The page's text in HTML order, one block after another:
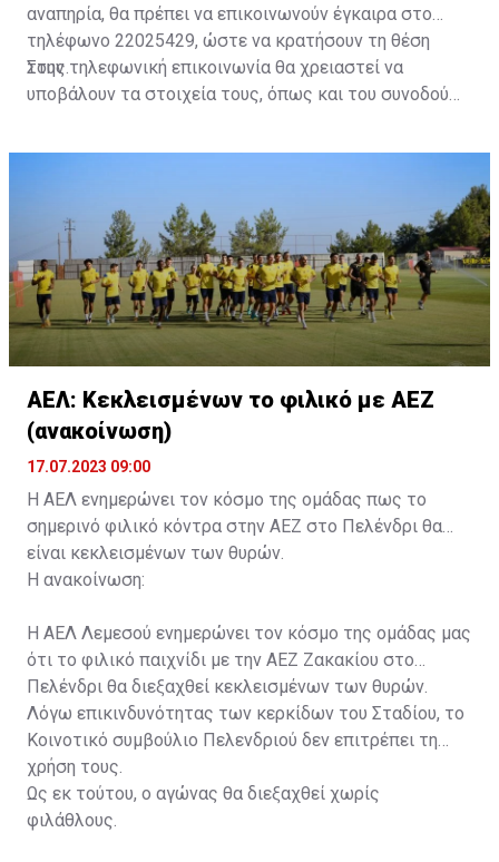
αναπηρία, θα πρέπει να επικοινωνούν έγκαιρα στο
τηλέφωνο 22025429, ώστε να κρατήσουν τη θέση
τους.
Στην τηλεφωνική επικοινωνία θα χρειαστεί να
υποβάλουν τα στοιχεία τους, όπως και του συνοδού
ονοματεπώνυμο, αριθμός πινακίδας αυτοκινήτου,
ΑΕΛ: Κεκλεισμένων το φιλικό με ΑΕΖ
(ανακοίνωση)
17.07.2023 09:00
Η ΑΕΛ ενημερώνει τον κόσμο της ομάδας πως το
σημερινό φιλικό κόντρα στην ΑΕΖ στο Πελένδρι θα
είναι κεκλεισμένων των θυρών.
Η ανακοίνωση:
Η ΑΕΛ Λεμεσού ενημερώνει τον κόσμο της ομάδας μας
ότι το φιλικό παιχνίδι με την ΑΕΖ Ζακακίου στο
Πελένδρι θα διεξαχθεί κεκλεισμένων των θυρών.
Λόγω επικινδυνότητας των κερκίδων του Σταδίου, το
Κοινοτικό συμβούλιο Πελενδριού δεν επιτρέπει τη
χρήση τους.
Ως εκ τούτου, ο αγώνας θα διεξαχθεί χωρίς
φιλάθλους.